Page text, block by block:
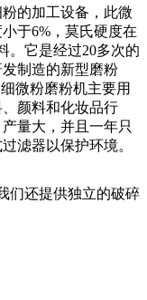
的加工设备，此微
于6%，莫氏硬度在
。它是经过20多次的
制造的新型磨粉
微粉磨粉机主要用
颜料和化妆品行
量大，并且一年只
滤器以保护环境。
们还提供独立的破碎